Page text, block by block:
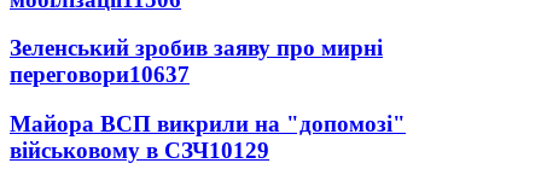
Зеленський зробив заяву про мирні
переговори10637
Майора ВСП викрили на "допомозі"
військовому в СЗЧ10129